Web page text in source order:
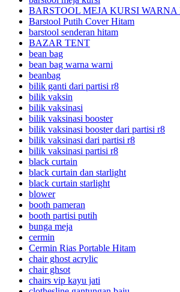
BARSTOOL MEJA KURSI WARNA
Barstool Putih Cover Hitam
barstool senderan hitam
BAZAR TENT
bean bag
bean bag warna warni
beanbag
bilik ganti dari partisi r8
bilik vaksin
bilik vaksinasi
bilik vaksinasi booster
bilik vaksinasi booster dari partisi r8
bilik vaksinasi dari partisi r8
bilik vaksinasi partisi r8
black curtain
black curtain dan starlight
black curtain starlight
blower
booth pameran
booth partisi putih
bunga meja
cermin
Cermin Rias Portable Hitam
chair ghost acrylic
chair ghsot
chairs vip kayu jati